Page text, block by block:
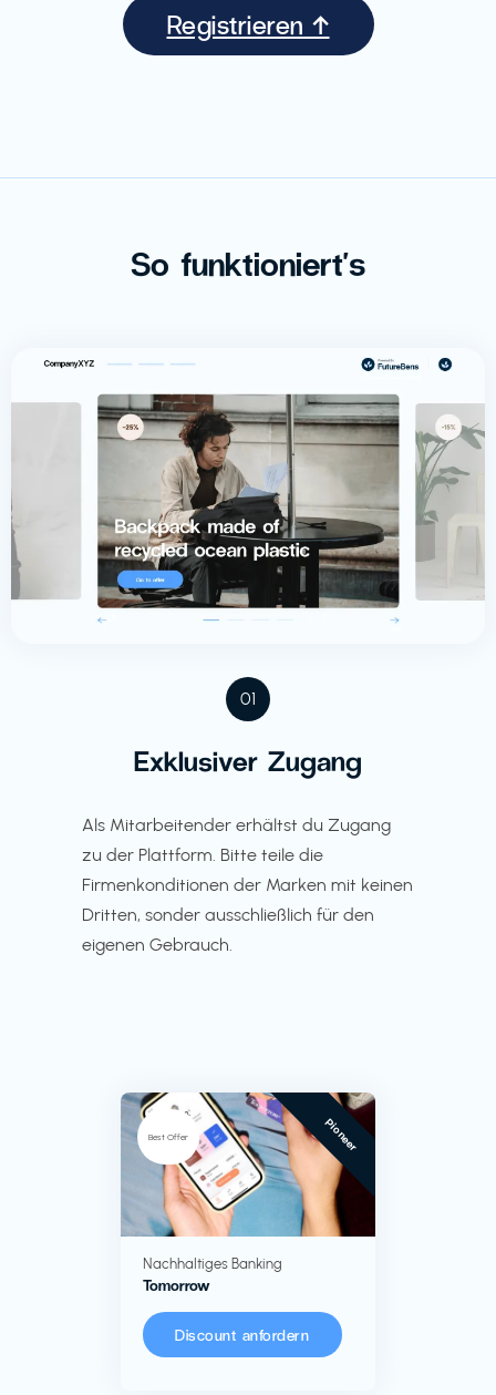
Registrieren ↑
So funktioniert's
01
Exklusiver Zugang
Als Mitarbeitender erhältst du Zugang
zu der Plattform. Bitte teile die
Firmenkonditionen der Marken mit keinen
Dritten, sonder ausschließlich für den
eigenen Gebrauch.
Best Offer Pioneer
Nachhaltiges Banking
Tomorrow
Discount anfordern